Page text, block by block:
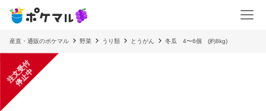
産直・通販のポケマル 野菜 うり類 とうがん 冬瓜 4〜6個 (約8kg)
注
文
受
付
停
止
中